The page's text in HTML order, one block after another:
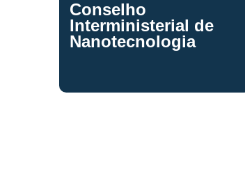
Conselho
Interministerial de
Nanotecnologia